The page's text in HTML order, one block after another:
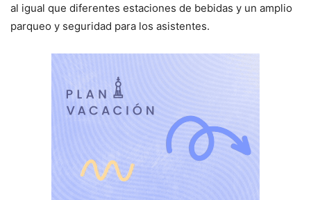
al igual que diferentes estaciones de bebidas y un amplio
parqueo y seguridad para los asistentes.